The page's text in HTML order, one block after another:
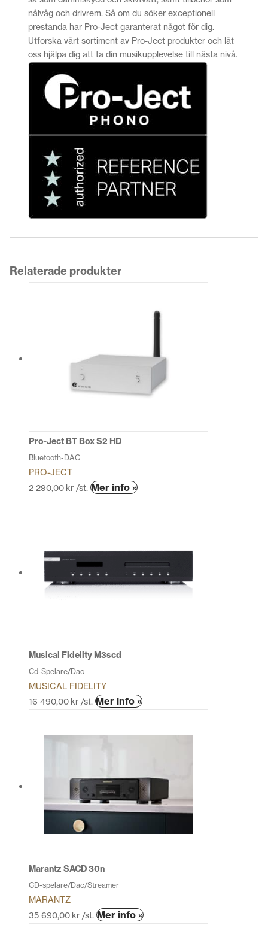
nålvåg och drivrem. Så om du söker exceptionell
prestanda har Pro-Ject garanterat något för dig.
Utforska vårt sortiment av Pro-Ject produkter och låt
oss hjälpa dig att ta din musikupplevelse till nästa nivå.
Relaterade produkter
Pro-Ject BT Box S2 HD
Bluetooth-DAC
PRO-JECT
2 290,00 kr /st. Mer info »Den
varianter.
De
olika
Musical Fidelity M3scd
Cd-Spelare/Dac
MUSICAL FIDELITY
16 490,00 kr /st. Mer info »Den
De
olika
alternativen
väljas
Marantz SACD 30n
CD-spelare/Dac/Streamer
MARANTZ
35 690,00 kr /st. Mer info »Den